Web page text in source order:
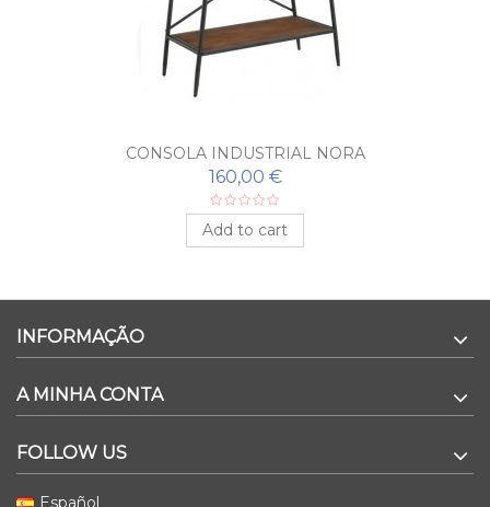
CONSOLA INDUSTRIAL NORA
160,00 €
Add to cart
INFORMAÇÃO
A MINHA CONTA
FOLLOW US
Español